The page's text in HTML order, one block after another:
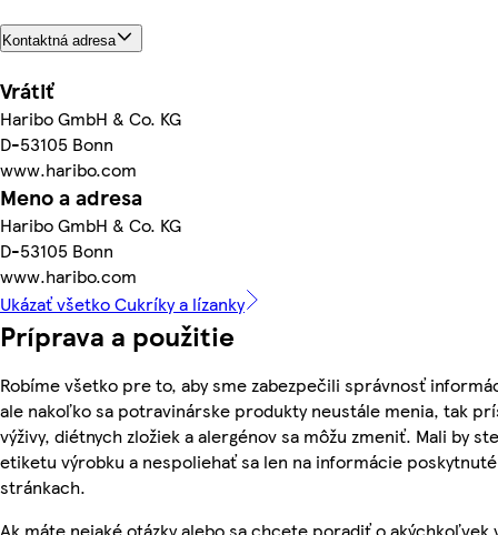
Kontaktná adresa
Vrátiť
Haribo GmbH & Co. KG
D-53105 Bonn
www.haribo.com
Meno a adresa
Haribo GmbH & Co. KG
D-53105 Bonn
www.haribo.com
Ukázať všetko Cukríky a lízanky
Príprava a použitie
Robíme všetko pre to, aby sme zabezpečili správnosť
ale nakoľko sa potravinárske produkty neustále menia, tak
výživy, diétnych zložiek a alergénov sa môžu zmeniť. Mali by
etiketu výrobku a nespoliehať sa len na informácie
stránkach.